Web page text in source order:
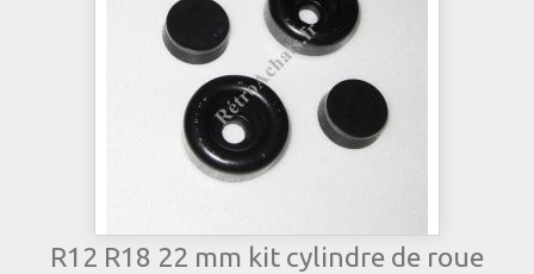
R12 R18 22 mm kit cylindre de roue